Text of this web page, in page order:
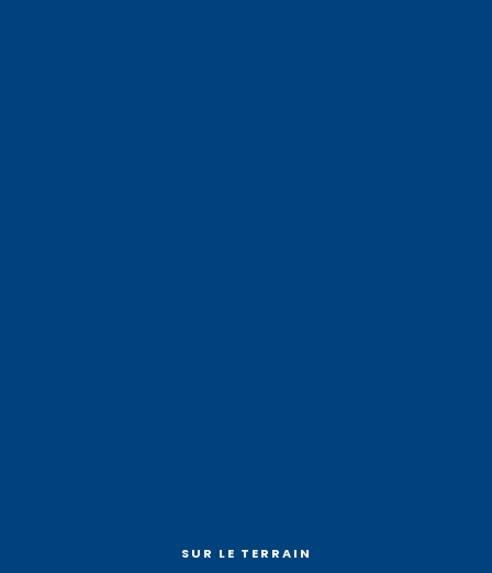
SUR LE TERRAIN